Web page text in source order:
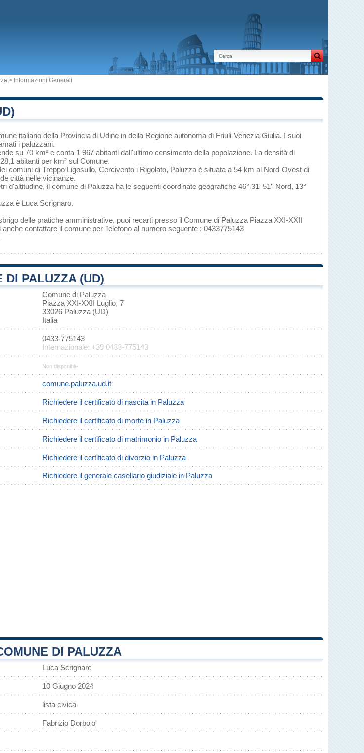
> Informazioni Generali
italiano della Provincia di Udine in della Regione autonoma di Friuli-Venezia Giulia. I suoi
i paluzzani.
su 70 km² e conta 1 967 abitanti dall'ultimo censimento della popolazione. La densità di
abitanti per km² sul Comune.
comuni di Treppo Ligosullo, Cercivento i Rigolato, Paluzza è situata a 54 km al Nord-Ovest di
città nelle vicinanze.
d'altitudine, il comune di Paluzza ha le seguenti coordinate geografiche 46° 31' 51'' Nord, 13°
è Luca Scrignaro.
delle pratiche amministrative, puoi recarti presso il Comune di Paluzza Piazza XXI-XXII
anche contattare il comune per Telefono al numero seguente : 0433775143
DI PALUZZA (UD)
Comune di Paluzza
Piazza XXI-XXII Luglio, 7
33026 Paluzza (UD)
Italia
0433-775143
Internazionale: +39 0433-775143
Non disponible
comune.paluzza.ud.it
Richiedere il certificato di nascita in Paluzza
Richiedere il certificato di morte in Paluzza
Richiedere il certificato di matrimonio in Paluzza
Richiedere il certificato di divorzio in Paluzza
Richiedere il generale casellario giudiziale in Paluzza
DI PALUZZA
Luca Scrignaro
10 Giugno 2024
lista civica
Fabrizio Dorbolo'